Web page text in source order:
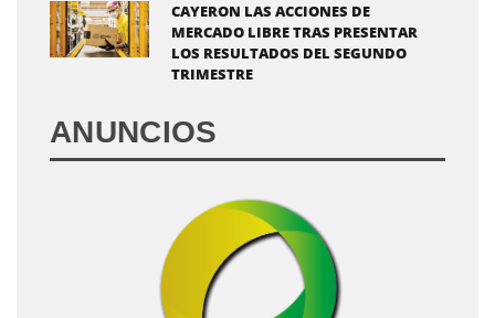
CAYERON LAS ACCIONES DE
MERCADO LIBRE TRAS PRESENTAR
LOS RESULTADOS DEL SEGUNDO
TRIMESTRE
ANUNCIOS